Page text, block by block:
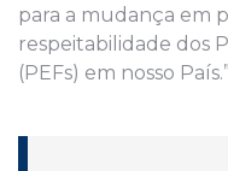
para a mudança em
respeitabilidade dos
(PEFs) em nosso País.”